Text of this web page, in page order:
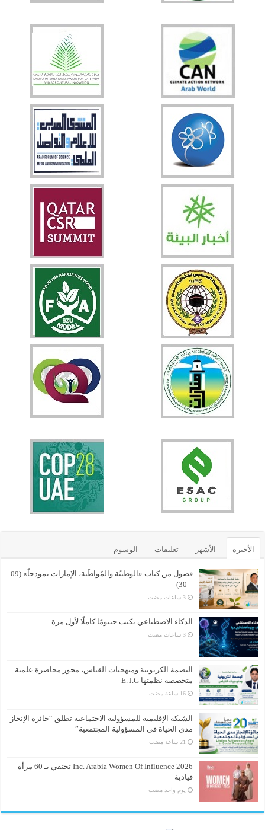
الأخيرة الأشهر تعليقات الوسوم
فصول من كتاب «الوطنيّة والمُواطَنة، الإمارات نموذجاً» (09
– 30)
الذكاء الاصطناعي يكتب جينومًا كاملًا لأول مرة
البصمة الكربونية ومنهجيات القياس، محور محاضرة علمية
متخصصة نظمتها E.T.G
الشبكة الإقليمية للمسؤولية الاجتماعية تطلق “جائزة الإنجاز
مدى الحياة في المسؤولية المجتمعية”
Inc. Arabia Women Of Influence 2026 تحتفي بـ 60 مرأة
قيادية
‏يوم واحد مضت